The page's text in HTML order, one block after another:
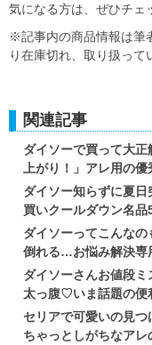
気になる方は、ぜひチェ
※記事内の商品情報は筆
り在庫切れ、取り扱って
関連記事
ダイソーで買って大
上がり！」アレ用の
ダイソー知らずに夏
買いクールダウン名品
ダイソーってこんな
倒れる…お悩み解決専
ダイソーさんお値段
太っ腹♡いま話題の便
セリアで可愛いの見
ちゃっとしがちなアレ